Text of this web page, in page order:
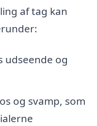
af tag kan
udseende og
og svamp, som